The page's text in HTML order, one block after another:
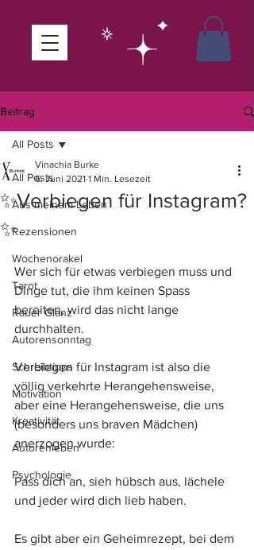
Beitrag
All Posts
Aus meinem Leben
Rezensionen
Wochenorakel
Tarot
Rauer Glanz
Autorensonntag
Schreibtipps
Motivation
Kreativität
Autorenleben
Psychologie
All Posts
✨Verbiegen für Instagram?
✨
Vinachia Burke
6. Juni 2021 1 Min. Lesezeit
Wer sich für etwas verbiegen muss und
Dinge tut, die ihm keinen Spass
bereiten, wird das nicht lange
durchhalten.
Verbiegen für Instagram ist also die
völlig verkehrte Herangehensweise,
aber eine Herangehensweise, die uns
(besonders uns braven Mädchen)
anerzogen wurde:
Pass dich an, sieh hübsch aus, lächele
und jeder wird dich lieb haben.
Es gibt aber ein Geheimrezept, bei dem